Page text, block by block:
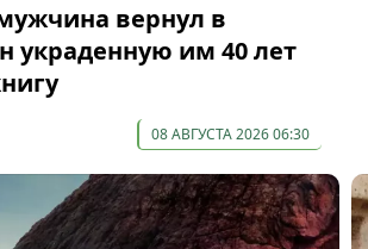
вернул в
украденную им 40 лет
08 АВГУСТА 2026 06:30